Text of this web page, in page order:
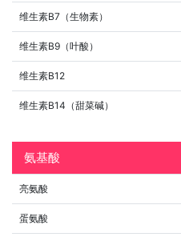
维生素B7（生物素）
维生素B9（叶酸）
维生素B12
维生素B14（甜菜碱）
氨基酸
亮氨酸
蛋氨酸